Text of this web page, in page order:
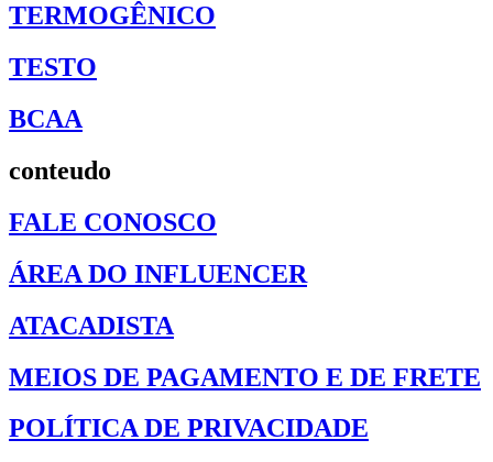
TERMOGÊNICO
TESTO
BCAA
conteudo
FALE CONOSCO
ÁREA DO INFLUENCER
ATACADISTA
MEIOS DE PAGAMENTO E DE FRETE
POLÍTICA DE PRIVACIDADE